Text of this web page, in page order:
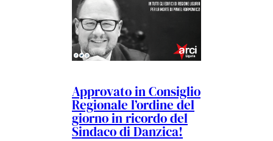
Approvato in Consiglio
Regionale l’ordine del
giorno in ricordo del
Sindaco di Danzica!